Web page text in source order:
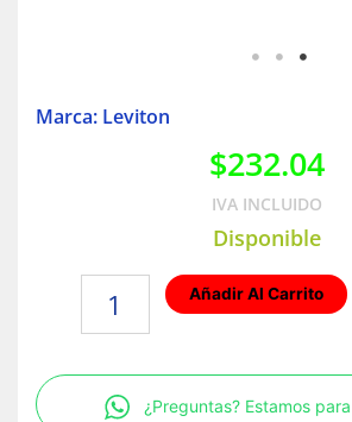
Marca: Leviton
$232.04
IVA INCLUIDO
Disponible
de
1/3
Añadir Al Carrito
¿Preguntas? Estamos